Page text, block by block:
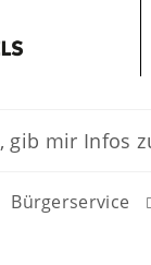
Bürgerservice